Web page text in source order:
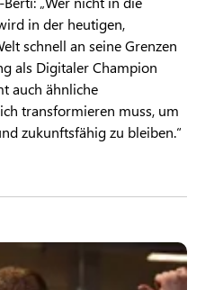
in der heutigen,
schnell an seine Grenzen
als Digitaler Champion
auch ähnliche
transformieren muss, um
zukunftsfähig zu bleiben.“